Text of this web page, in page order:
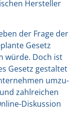
Her­stel­ler
der Fra­ge der
Gesetz
wür­de. Doch ist
Gesetz gestal­tet
umzu­
zahl­rei­chen
Dis­kus­si­on